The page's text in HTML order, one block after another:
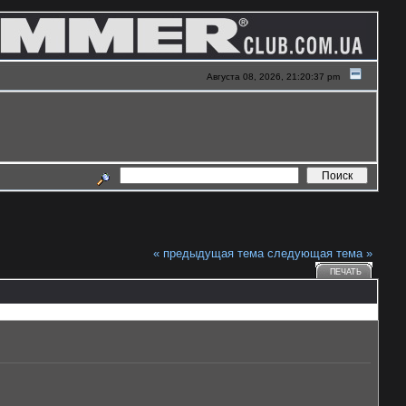
Августа 08, 2026, 21:20:37 pm
« предыдущая тема следующая тема »
ПЕЧАТЬ